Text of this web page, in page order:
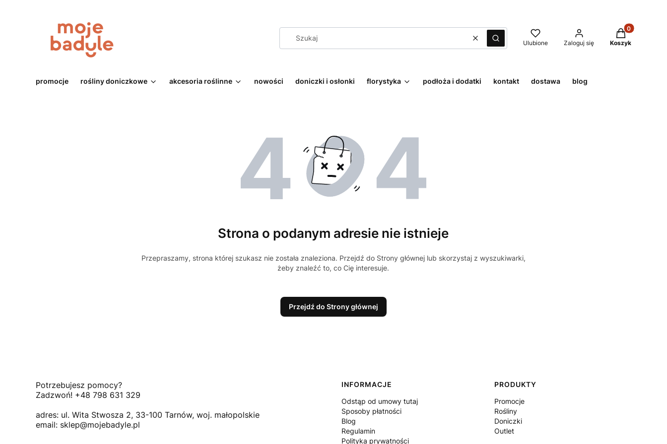
WyczyśćSzukaj Ulubione Zaloguj się
Produkty w
Koszyk
promocje rośliny doniczkowe akcesoria roślinne nowości doniczki i osłonki florystyka podłoża i dodatki kontakt dostawa blog
Strona o podanym adresie nie istnieje
Przepraszamy, strona której szukasz nie została znaleziona. Przejdź do Strony głównej lub skorzystaj z wyszukiwarki,
żeby znaleźć to, co Cię interesuje.
Przejdź do Strony głównej
Potrzebujesz pomocy?
Zadzwoń! +48 798 631 329
adres: ul. Wita Stwosza 2, 33-100 Tarnów, woj. małopolskie
email: sklep@mojebadyle.pl
Linki w stopce
INFORMACJE
Odstąp od umowy tutaj
Sposoby płatności
Blog
Regulamin
Polityka prywatności
PRODUKTY
Promocje
Rośliny
Doniczki
Outlet